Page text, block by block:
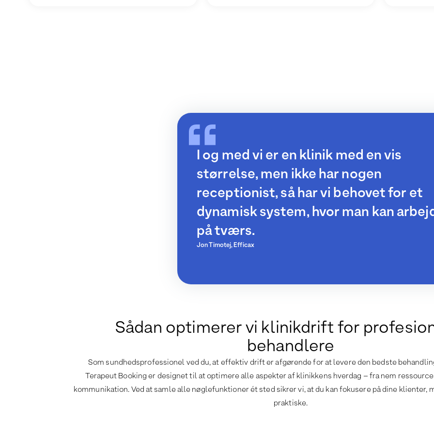
I og med vi er en klinik med en vis
størrelse, men ikke har nogen
receptionist, så har vi behovet for et
dynamisk system, hvor man kan
på tværs.
Jon Timotej, Efficax
Sådan optimerer vi klinikdrift for
behandlere
Som sundhedsprofessionel ved du, at effektiv drift er afgørende for at levere den bedste
Terapeut Booking er designet til at optimere alle aspekter af klinikkens hverdag – fra nem
kommunikation. Ved at samle alle nøglefunktioner ét sted sikrer vi, at du kan fokusere på dine klienter,
praktiske.